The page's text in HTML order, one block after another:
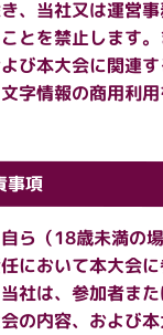
、当社又は運営
とを禁止します
び本大会に関連
字情報の商用利
事項
ら（18歳未満の
において本大会
社は、参加者ま
の内容、および